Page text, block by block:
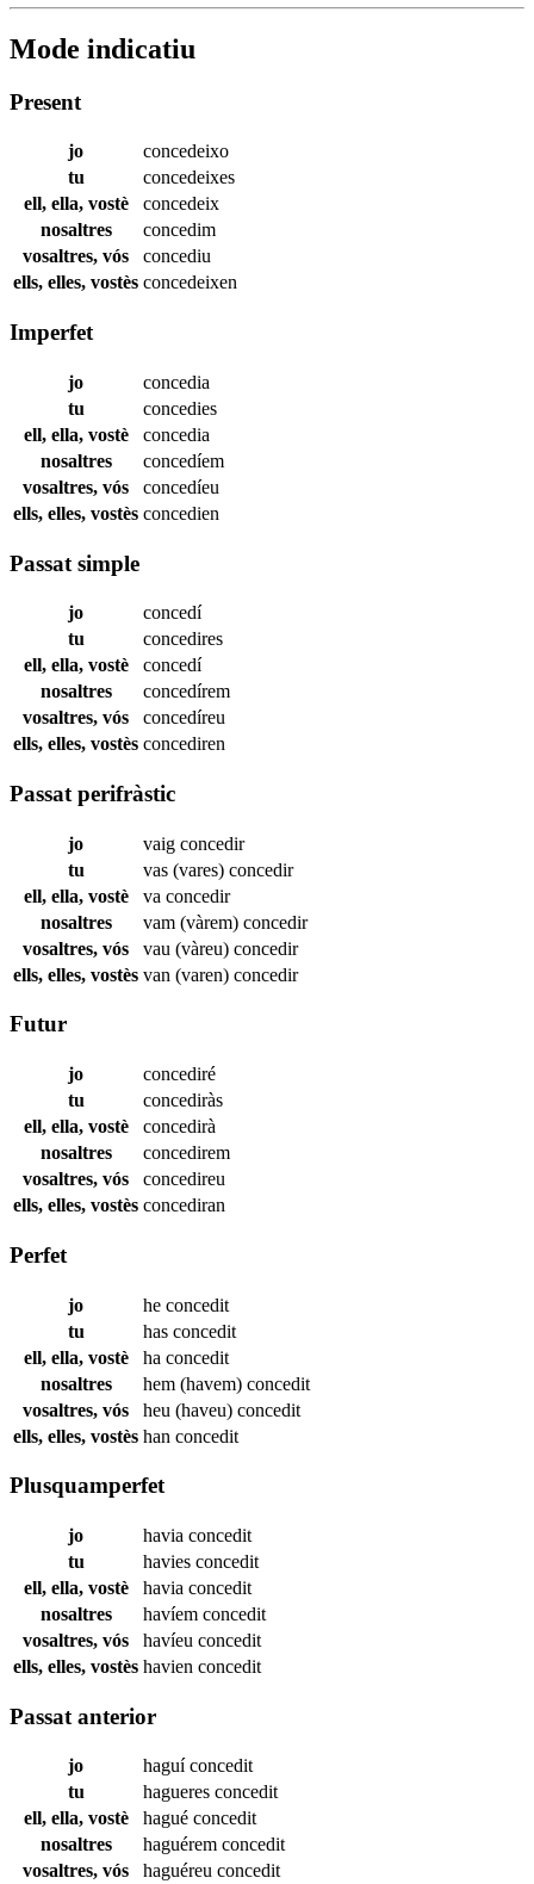
Mode indicatiu
Present
jo
concedeixo
tu
concedeixes
ell, ella, vostè
concedeix
nosaltres
concedim
vosaltres, vós
concediu
ells, elles, vostès concedeixen
Imperfet
jo
concedia
tu
concedies
ell, ella, vostè
concedia
nosaltres
concedíem
vosaltres, vós
concedíeu
ells, elles, vostès concedien
Passat simple
jo
concedí
tu
concedires
ell, ella, vostè
concedí
nosaltres
concedírem
vosaltres, vós
concedíreu
ells, elles, vostès concediren
Passat perifràstic
jo vaig concedir
tu
vas (vares) concedir
ell, ella, vostè
va concedir
nosaltres
vam (vàrem) concedir
vosaltres, vós
vau (vàreu) concedir
ells, elles, vostès van (varen) concedir
Futur
jo
concediré
tu
concediràs
ell, ella, vostè
concedirà
nosaltres
concedirem
vosaltres, vós
concedireu
ells, elles, vostès concediran
Perfet
jo he concedit
tu
has concedit
ell, ella, vostè
ha concedit
nosaltres
hem (havem) concedit
vosaltres, vós
heu (haveu) concedit
ells, elles, vostès han concedit
Plusquamperfet
jo havia concedit
tu
havies concedit
ell, ella, vostè
havia concedit
nosaltres
havíem concedit
vosaltres, vós
havíeu concedit
ells, elles, vostès havien concedit
Passat anterior
jo haguíconcedit
tu
hagueres concedit
ell, ella, vostè
hagué concedit
nosaltres
haguérem concedit
vosaltres, vós
haguéreu concedit